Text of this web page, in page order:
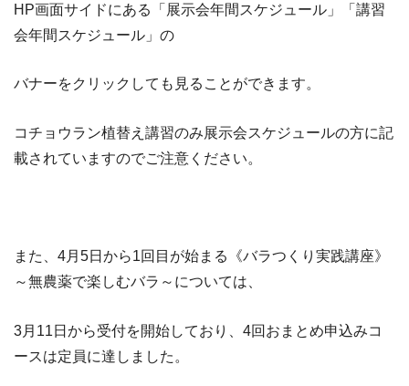
HP画面サイドにある「展示会年間スケジュール」「講習
会年間スケジュール」の
バナーをクリックしても見ることができます。
コチョウラン植替え講習のみ展示会スケジュールの方に記
載されていますのでご注意ください。
また、4月5日から1回目が始まる《バラつくり実践講座》
～無農薬で楽しむバラ～については、
3月11日から受付を開始しており、4回おまとめ申込みコ
ースは定員に達しました。